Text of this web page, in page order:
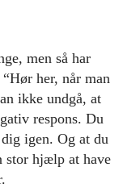
men så har
her, når man
ikke undgå, at
respons. Du
igen. Og at du
stor hjælp at have